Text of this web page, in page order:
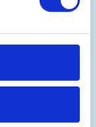
god sti ned
fine
på
og